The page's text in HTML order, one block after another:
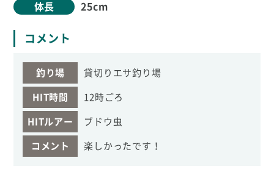
体長 25cm
コメント
釣り場 貸切りエサ釣り場
HIT時間 12時ごろ
HITルアー ブドウ虫
コメント 楽しかったです！